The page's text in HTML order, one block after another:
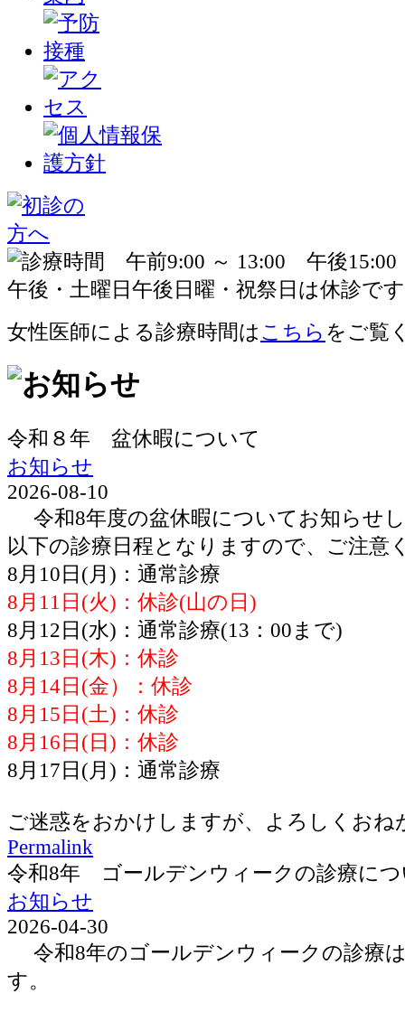
女性医師による診療時間は こちら をご覧
令和８年 盆休暇について
お知らせ
2026-08-10
令和8年度の盆休暇についてお知らせ
以下の診療日程となりますので、ご注意
8月10日(月)：通常診療
8月11日(火)：休診(山の日)
8月12日(水)：通常診療(13：00まで)
8月13日(木)：休診
8月14日(金）：休診
8月15日(土)：休診
8月16日(日)：休診
8月17日(月)：通常診療
ご迷惑をおかけしますが、よろしくおね
Permalink
令和8年 ゴールデンウィークの診療に
お知らせ
2026-04-30
令和8年のゴールデンウィークの診療
す。